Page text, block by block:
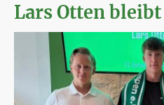
Lars Otten bleibt